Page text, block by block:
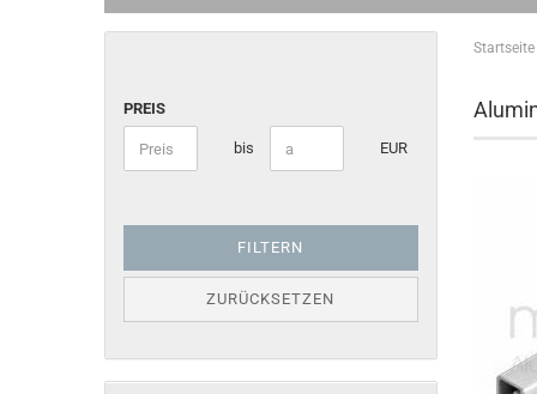
Startseite
PREIS
bis EUR
FILTERN
ZURÜCKSETZEN